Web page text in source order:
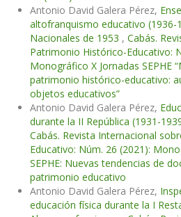
Antonio David Galera Pérez,
altofranquismo educativo (1936-
Nacionales de 1953 , Cabás.
Patrimonio Histórico-Educativo:
Monográfico X Jornadas SEPHE
patrimonio histórico-educativo:
objetos educativos”
Antonio David Galera Pérez,
durante la II República (1931-
Cabás. Revista Internacional
Educativo: Núm. 26 (2021):
SEPHE: Nuevas tendencias de
patrimonio educativo
Antonio David Galera Pérez,
educación física durante la I